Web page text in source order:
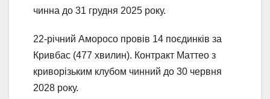
чинна до 31 грудня 2025 року.
22-річний Аморосо провів 14 поєдинків за
Кривбас (477 хвилин). Контракт Маттео з
криворізьким клубом чинний до 30 червня
2028 року.